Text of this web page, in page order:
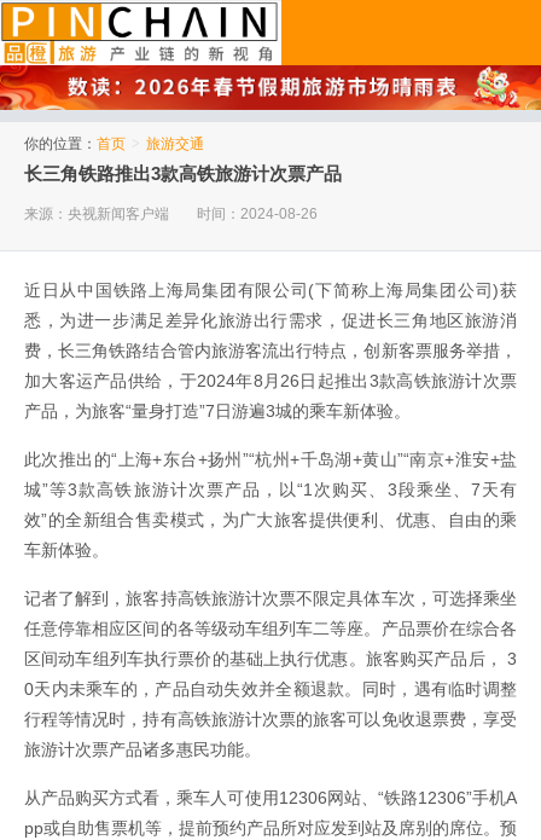
你的位置： 首页 > 旅游交通
长三角铁路推出3款高铁旅游计次票产品
来源：央视新闻客户端 时间：2024-08-26
近日从中国铁路上海局集团有限公司(下简称上海局集团公司)获
悉，为进一步满足差异化旅游出行需求，促进长三角地区旅游消
费，长三角铁路结合管内旅游客流出行特点，创新客票服务举措，
加大客运产品供给，于2024年8月26日起推出3款高铁旅游计次票
产品，为旅客“量身打造”7日游遍3城的乘车新体验。
此次推出的“上海+东台+扬州”“杭州+千岛湖+黄山”“南京+淮安+盐
城”等3款高铁旅游计次票产品，以“1次购买、3段乘坐、7天有
效”的全新组合售卖模式，为广大旅客提供便利、优惠、自由的乘
车新体验。
记者了解到，旅客持高铁旅游计次票不限定具体车次，可选择乘坐
任意停靠相应区间的各等级动车组列车二等座。产品票价在综合各
区间动车组列车执行票价的基础上执行优惠。旅客购买产品后， 3
0天内未乘车的，产品自动失效并全额退款。同时，遇有临时调整
行程等情况时，持有高铁旅游计次票的旅客可以免收退票费，享受
旅游计次票产品诸多惠民功能。
从产品购买方式看，乘车人可使用12306网站、“铁路12306”手机A
pp或自助售票机等，提前预约产品所对应发到站及席别的席位。预